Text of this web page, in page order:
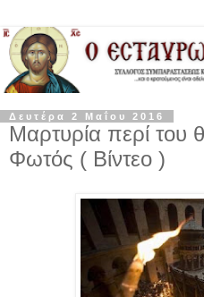
Δευτέρα 2 Μαΐου 2016
Μαρτυρία περί του
Φωτός ( Βίντεο )